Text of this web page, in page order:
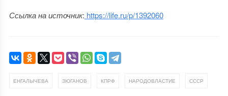
Ссылка на источник: https://life.ru/p/1392060
ЕНГАЛЫЧЕВА ЗЮГАНОВ КПРФ НАРОДОВЛАСТИЕ СССР